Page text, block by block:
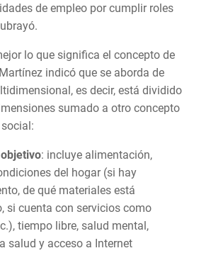
de empleo por cumplir roles
lo que significa el concepto de
indicó que se aborda de
es decir, está dividido
sumado a otro concepto
: incluye alimentación,
del hogar (si hay
de qué materiales está
si cuenta con servicios como
tiempo libre, salud mental,
salud y acceso a Internet